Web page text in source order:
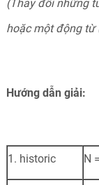
(Thay đổi những
hoặc một động từ
Hướng dẫn giải:
1. historic N